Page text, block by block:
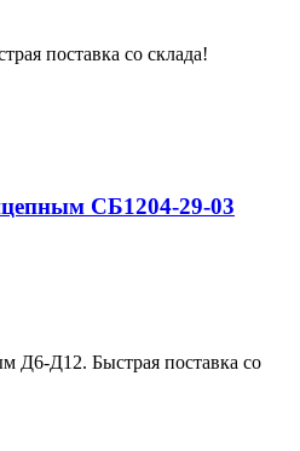
поставка со склада!
СБ1204-29-03
Д6-Д12. Быстрая поставка со